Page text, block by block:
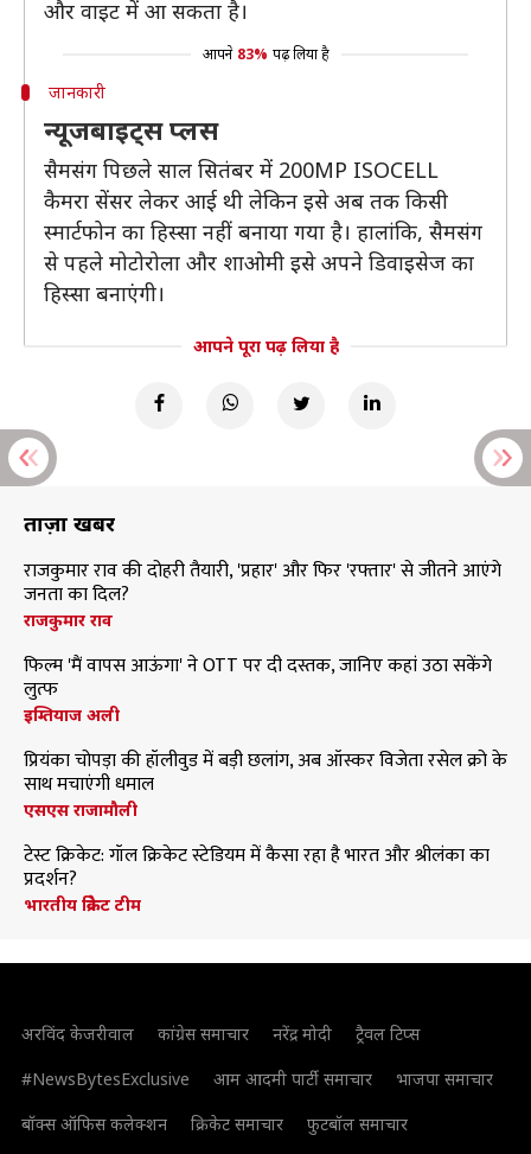
और वाइट में आ सकता है।
आपने 83% पढ़ लिया है
जानकारी
न्यूजबाइट्स प्लस
सैमसंग पिछले साल सितंबर में 200MP ISOCELL
कैमरा सेंसर लेकर आई थी लेकिन इसे अब तक किसी
स्मार्टफोन का हिस्सा नहीं बनाया गया है। हालांकि, सैमसंग
से पहले मोटोरोला और शाओमी इसे अपने डिवाइसेज का
हिस्सा बनाएंगी।
आपने पूरा पढ़ लिया है
ताज़ा खबरें
राजकुमार राव की दोहरी तैयारी, 'प्रहार' और फिर 'रफ्तार' से जीतने आएंगे
जनता का दिल?
राजकुमार राव
फिल्म 'मैं वापस आऊंगा' ने OTT पर दी दस्तक, जानिए कहां उठा सकेंगे
लुत्फ
इम्तियाज अली
प्रियंका चोपड़ा की हॉलीवुड में बड़ी छलांग, अब ऑस्कर विजेता रसेल क्रो के
साथ मचाएंगी धमाल
एसएस राजामौली
टेस्ट क्रिकेट: गॉल क्रिकेट स्टेडियम में कैसा रहा है भारत और श्रीलंका का
प्रदर्शन?
भारतीय क्रिकेट टीम
अरविंद केजरीवाल कांग्रेस समाचार नरेंद्र मोदी
ट्रैवल टिप्स
#NewsBytesExclusive
आम आदमी पार्टी समाचार
भाजपा समाचार
बॉक्स ऑफिस कलेक्शन
क्रिकेट समाचार फुटबॉल समाचार